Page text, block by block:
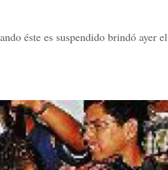
éste es suspendido brindó ayer el